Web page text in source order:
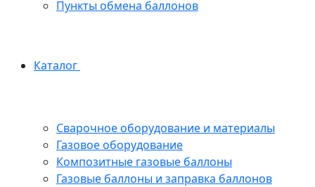
Пункты обмена баллонов
Каталог
Сварочное оборудование и материалы
Газовое оборудование
Композитные газовые баллоны
Газовые баллоны и заправка баллонов